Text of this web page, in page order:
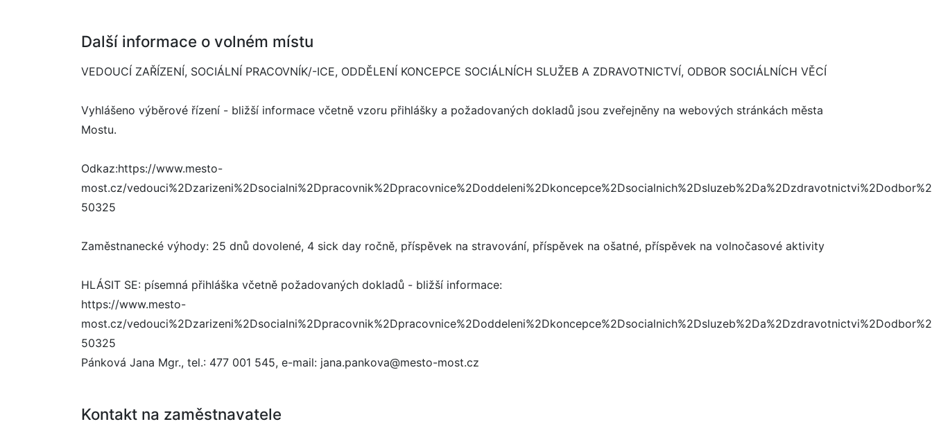
Další informace o volném místu
VEDOUCÍ ZAŘÍZENÍ, SOCIÁLNÍ PRACOVNÍK/-ICE, ODDĚLENÍ KONCEPCE SOCIÁLNÍCH SLUŽEB A ZDRAVOTNICTVÍ, ODBOR SOCIÁLNÍCH VĚCÍ
Vyhlášeno výběrové řízení - bližší informace včetně vzoru přihlášky a požadovaných dokladů jsou zveřejněny na webových stránkách města
Mostu.
Odkaz:https://www.mesto-
most.cz/
50325
Zaměstnanecké výhody: 25 dnů dovolené, 4 sick day ročně, příspěvek na stravování, příspěvek na ošatné, příspěvek na volnočasové aktivity
HLÁSIT SE: písemná přihláška včetně požadovaných dokladů - bližší informace:
https://www.mesto-
most.cz/
50325
Pánková Jana Mgr., tel.: 477 001 545, e-mail: jana.pankova@mesto-most.cz
Kontakt na zaměstnavatele